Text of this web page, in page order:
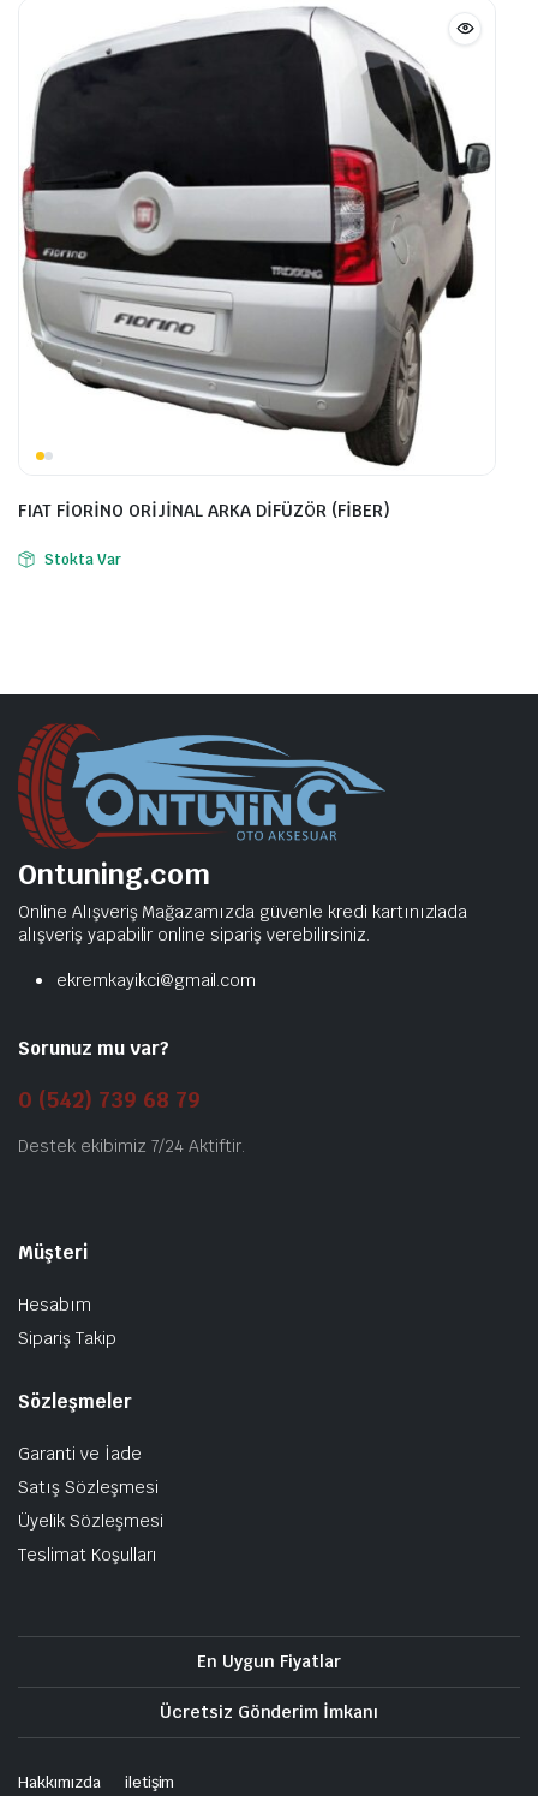
FIAT FİORİNO ORİJİNAL ARKA DİFÜZÖR (FİBER)
Stokta Var
Ontuning.com
Online Alışveriş Mağazamızda güvenle kredi kartınızlada
alışveriş yapabilir online sipariş verebilirsiniz.
ekremkayikci@gmail.com
Sorunuz mu var?
0 (542) 739 68 79
Destek ekibimiz 7/24 Aktiftir.
Müşteri
Hesabım
Sipariş Takip
Sözleşmeler
Garanti ve İade
Satış Sözleşmesi
Üyelik Sözleşmesi
Teslimat Koşulları
En Uygun Fiyatlar
Ücretsiz Gönderim İmkanı
Hakkımızda iletişim